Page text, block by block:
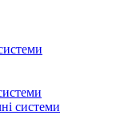
системи